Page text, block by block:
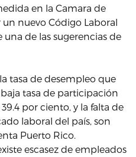
en la Camara de
nuevo Código Laboral
una de las sugerencias de
tasa de desempleo que
tasa de participación
por ciento, y la falta de
laboral del país, son
Puerto Rico.
escasez de empleados